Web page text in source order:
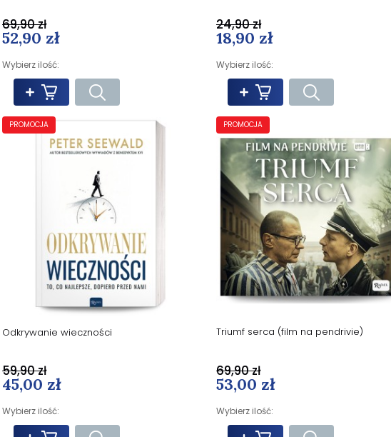
52,90 zł
Wybierz ilość:
69,90 zł
18,90 zł
Wybierz ilość:
24,90 zł
Odkrywanie wieczności
45,00 zł
Wybierz ilość:
59,90 zł
PROMOCJA
Triumf serca (film na pendrivie)
53,00 zł
Wybierz ilość:
69,90 zł
PROMOCJA